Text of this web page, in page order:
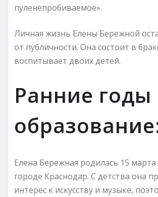
пуленепробиваемое».
Личная жизнь Елены Бережной
от публичности. Она состоит в
воспитывает двоих детей.
Ранние годы
Елена Бережная родилась 15 марта
городе Краснодар. С детства она
интерес к искусству и музыке,